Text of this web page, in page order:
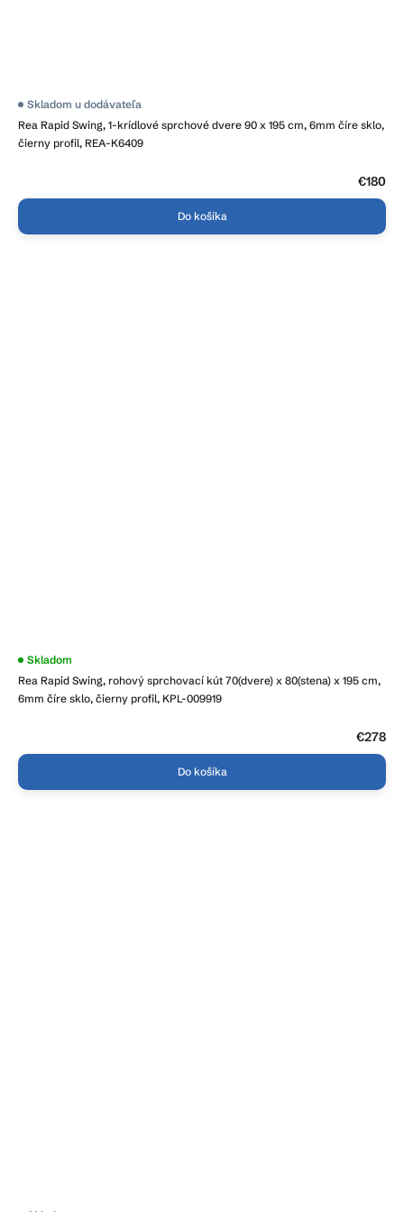
Rea Rapid Swing, 1-krídlové sprchové dvere 90 x 195 cm, 6mm číre sklo,
čierny profil, REA-K6409
Skladom u dodávateľa
€180
Do košíka
Rea Rapid Swing, rohový sprchovací kút 70(dvere) x 80(stena) x 195 cm,
6mm číre sklo, čierny profil, KPL-009919
Skladom
€278
Do košíka